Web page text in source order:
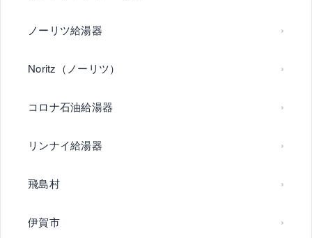
ノーリツ給湯器
Noritz（ノーリツ）
コロナ石油給湯器
リンナイ給湯器
飛島村
伊賀市